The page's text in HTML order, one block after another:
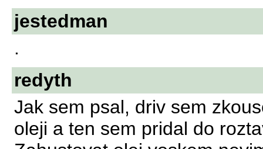
jestedman
.
redyth
Jak sem psal, driv sem
oleji a ten sem pridal do